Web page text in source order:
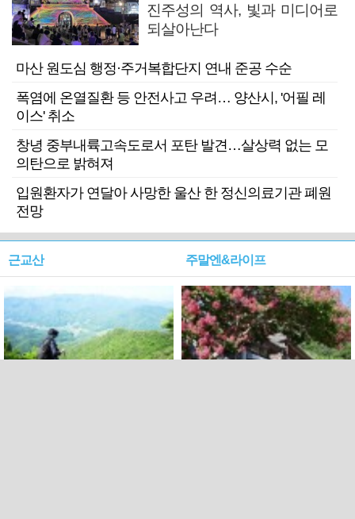
진주성의 역사, 빛과 미디어로
되살아난다
마산 원도심 행정·주거복합단지 연내 준공 수순
폭염에 온열질환 등 안전사고 우려… 양산시, '어필 레
이스' 취소
창녕 중부내륙고속도로서 포탄 발견…살상력 없는 모
의탄으로 밝혀져
입원환자가 연달아 사망한 울산 한 정신의료기관 폐원
전망
근교산 주말엔&라이프